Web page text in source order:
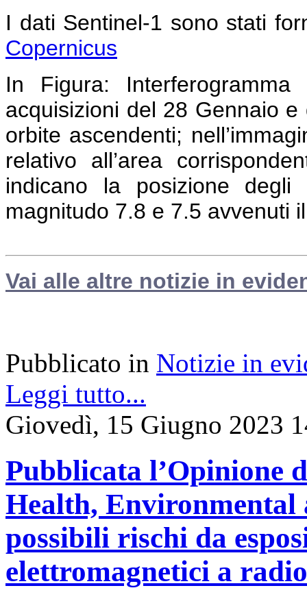
I dati Sentinel-1 sono stati
Copernicus
In Figura:
acquisizioni del 28 Gennaio
orbite ascendenti;
relativo all’area
indicano la posizione
magnitudo 7.8 e 7.5 avvenuti
Vai alle altre notizie in
Pubblicato in Notizie in
Leggi tutto...
Giovedì, 15 Giugno 2023
Pubblicata l’Opinione
Health, Environmental
possibili rischi da
elettromagnetici a